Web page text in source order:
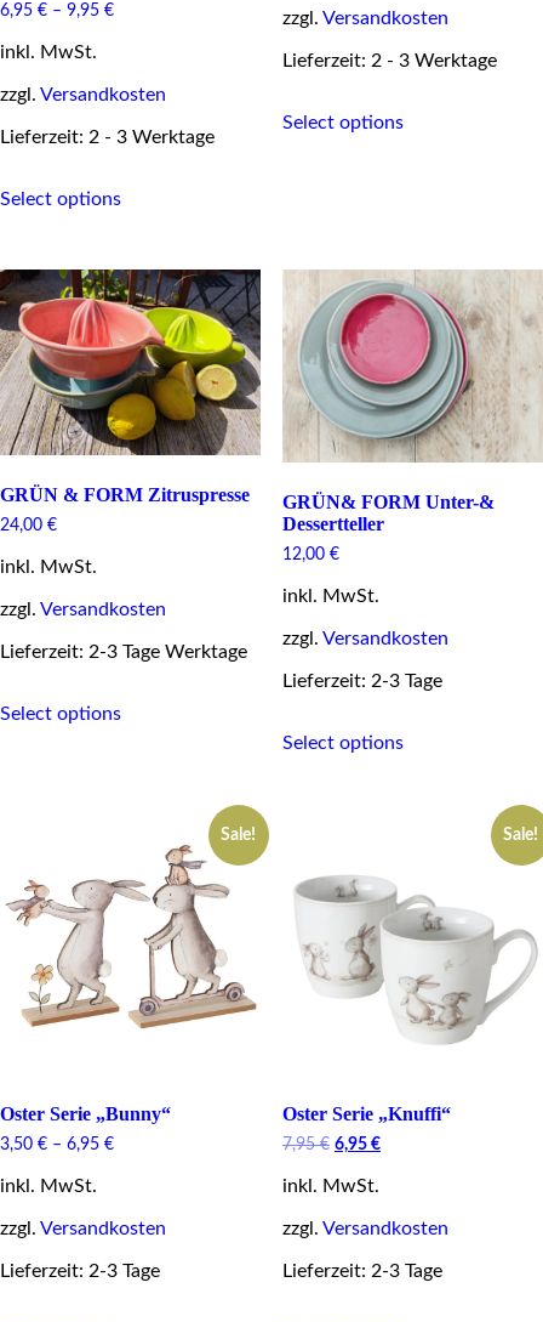
6,95 € – 9,95 €
inkl. MwSt.
zzgl. Versandkosten
Lieferzeit: 2 - 3 Werktage
Select optionsproduct
variants.
The
options
may
be
chosen
on
the
product
zzgl. Versandkosten
Lieferzeit: 2 - 3 Werktage
Select optionsproduct
be
chosen
the
product
page
GRÜN & FORM Zitruspresse
24,00 €
inkl. MwSt.
zzgl. Versandkosten
Lieferzeit: 2-3 Tage Werktage
Select optionsproduct
be
chosen
the
product
page
GRÜN& FORM Unter-&
Dessertteller
12,00 €
inkl. MwSt.
zzgl. Versandkosten
Lieferzeit: 2-3 Tage
Select optionsproduct
be
chosen
the
product
page
Sale!
Oster Serie „Bunny“
3,50 € – 6,95 €
inkl. MwSt.
zzgl. Versandkosten
Lieferzeit: 2-3 Tage
Sale!
Oster Serie „Knuffi“
7,95€ Original
was:
6,95 €Current
inkl. MwSt.
zzgl. Versandkosten
Lieferzeit: 2-3 Tage